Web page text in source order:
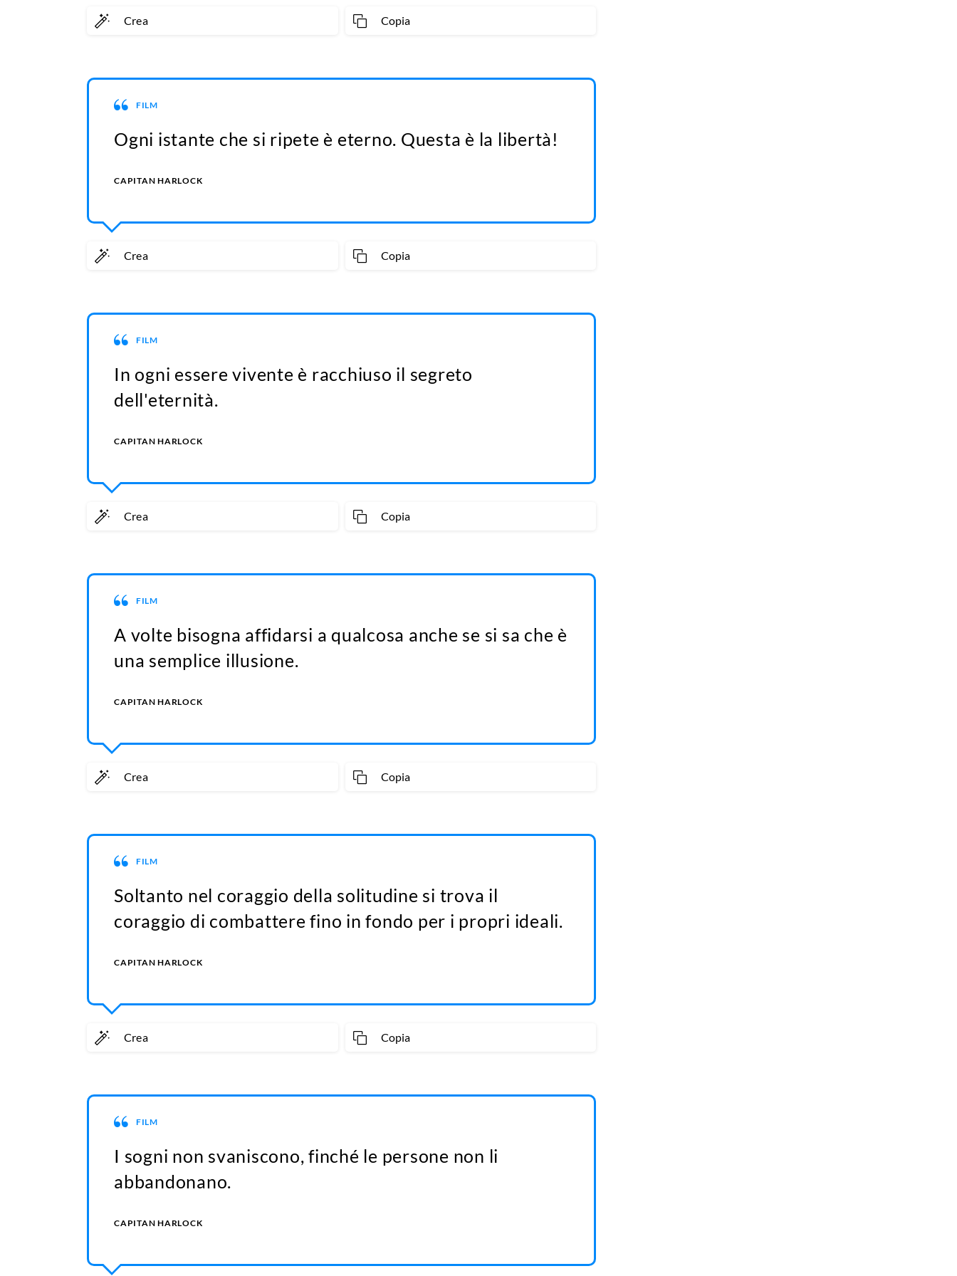
Crea Copia
FILM
Ogni istante che si ripete è eterno. Questa è la libertà!
CAPITAN HARLOCK
Crea Copia
FILM
In ogni essere vivente è racchiuso il segreto
dell'eternità.
CAPITAN HARLOCK
Crea Copia
FILM
A volte bisogna affidarsi a qualcosa anche se si sa che è
una semplice illusione.
CAPITAN HARLOCK
Crea Copia
FILM
Soltanto nel coraggio della solitudine si trova il
coraggio di combattere fino in fondo per i propri ideali.
CAPITAN HARLOCK
Crea Copia
FILM
I sogni non svaniscono, finché le persone non li
abbandonano.
CAPITAN HARLOCK